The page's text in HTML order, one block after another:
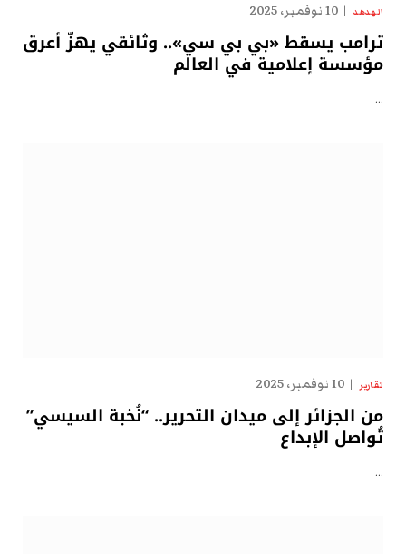
الهدهد 10 نوفمبر، 2025
ترامب يسقط «بي بي سي».. وثائقي يهزّ أعرق
مؤسسة إعلامية في العالم
…
تقارير 10 نوفمبر، 2025
من الجزائر إلى ميدان التحرير.. “نُخبة السيسي”
تُواصل الإبداع
…